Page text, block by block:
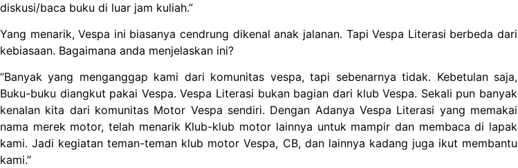
diskusi/baca buku di luar jam kuliah.”
Yang menarik, Vespa ini biasanya cendrung dikenal anak jalanan. Tapi Vespa Literasi berbeda dari
kebiasaan. Bagaimana anda menjelaskan ini?
“Banyak yang menganggap kami dari komunitas vespa, tapi sebenarnya tidak. Kebetulan saja,
Buku-buku diangkut pakai Vespa. Vespa Literasi bukan bagian dari klub Vespa. Sekali pun banyak
kenalan kita dari komunitas Motor Vespa sendiri. Dengan Adanya Vespa Literasi yang memakai
nama merek motor, telah menarik Klub-klub motor lainnya untuk mampir dan membaca di lapak
kami. Jadi kegiatan teman-teman klub motor Vespa, CB, dan lainnya kadang juga ikut membantu
kami.”